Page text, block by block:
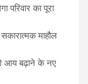
परिवार का पूरा
माहौल
आय बढ़ाने के नए